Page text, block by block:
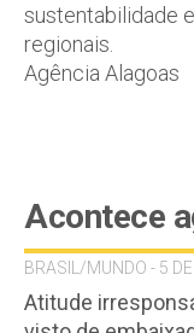
sustentabilidade
regionais.
Agência Alagoas
Acontece
BRASIL/MUNDO - 5
Atitude